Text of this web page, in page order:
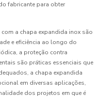
fabricante para obter
a chapa expandida inox são
e eficiência ao longo do
a proteção contra
são práticas essenciais que
a chapa expandida
em diversas aplicações,
dos projetos em que é